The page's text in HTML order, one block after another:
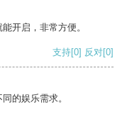
开启，非常方便。
支持[0] 反对[0]
的娱乐需求。